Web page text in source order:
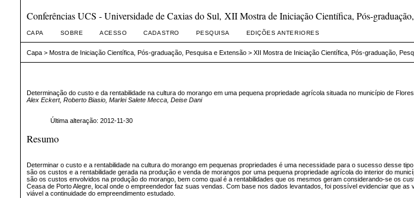
Conferências UCS - Universidade de Caxias do Sul, XII Mostra de Iniciação Científica, Pós-
CAPA SOBRE ACESSO CADASTRO PESQUISA EDIÇÕES ANTERIORES
Capa> Mostra de Iniciação Científica, Pós-graduação, Pesquisa e Extensão> XII Mostra de Iniciação Científica, Pós-graduação,
Determinação do custo e da rentabilidade na cultura do morango em uma pequena propriedade agrícola situada no município de
Alex Eckert, Roberto Biasio, Marlei Salete Mecca, Deise Dani
Última alteração: 2012-11-30
Resumo
Determinar o custo e a rentabilidade na cultura do morango em pequenas propriedades é uma necessidade para o sucesso desse
são os custos e a rentabilidade gerada na produção e venda de morangos por uma pequena propriedade agrícola do interior do
são os custos envolvidos na produção do morango, bem como qual é a rentabilidades que os mesmos geram considerando-se os
Ceasa de Porto Alegre, local onde o empreendedor faz suas vendas. Com base nos dados levantados, foi possível evidenciar que
viável a continuidade do empreendimento estudado.